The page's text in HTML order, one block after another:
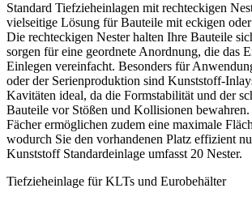
Standard Tiefzieheinlagen mit rechteckigen
vielseitige Lösung für Bauteile mit eckigen
Die rechteckigen Nester halten Ihre Bauteile
sorgen für eine geordnete Anordnung, die das
Einlegen vereinfacht. Besonders für
oder der Serienproduktion sind Kunststoff-
Kavitäten ideal, da die Formstabilität und der
Bauteile vor Stößen und Kollisionen
Fächer ermöglichen zudem eine maximale
wodurch Sie den vorhandenen Platz effizient
Kunststoff Standardeinlage umfasst 20 Nester.
Tiefzieheinlage für KLTs und Eurobehälter